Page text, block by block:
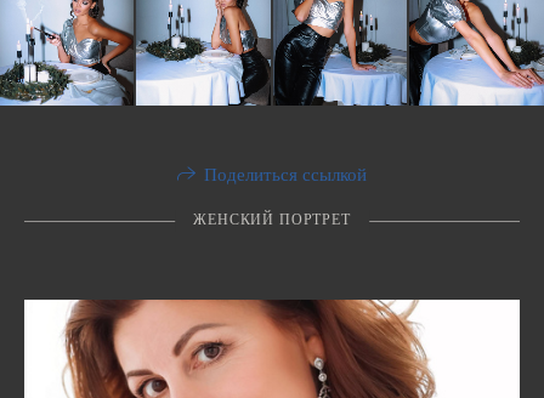
Поделиться ссылкой
ЖЕНСКИЙ ПОРТРЕТ